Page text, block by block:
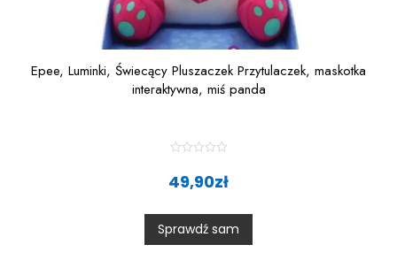
Epee, Luminki, Świecący Pluszaczek Przytulaczek, maskotka
interaktywna, miś panda
t
0
o
u
t
49,90zł
Sprawdź sam